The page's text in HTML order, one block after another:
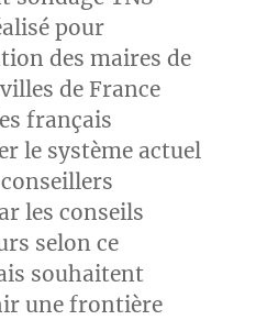
pour
des maires de
de France
français
le système actuel
les conseils
selon ce
souhaitent
une frontière